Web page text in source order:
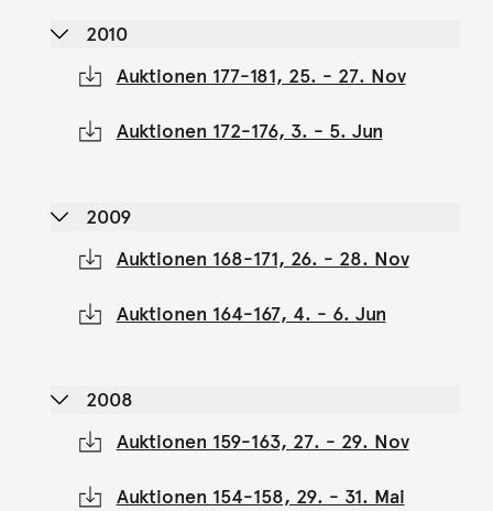
2010
Auktionen 177-181, 25. - 27. Nov
Auktionen 172-176, 3. - 5. Jun
2009
Auktionen 168-171, 26. - 28. Nov
Auktionen 164-167, 4. - 6. Jun
2008
Auktionen 159-163, 27. - 29. Nov
Auktionen 154-158, 29. - 31. Mai